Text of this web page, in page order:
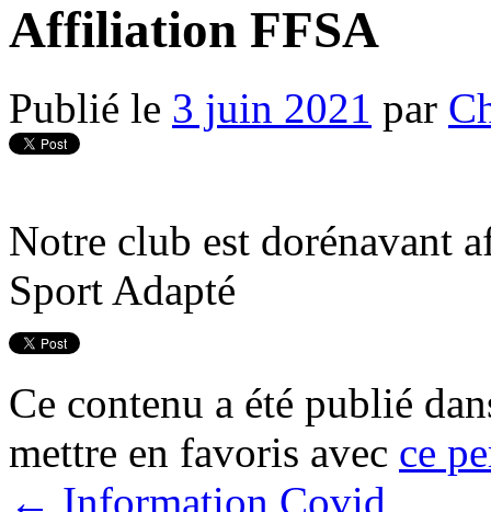
Affiliation FFSA
Publié le 3 juin 2021 par
Notre club est dorénavant
Sport Adapté
Ce contenu a été publié
mettre en favoris avec ce
← Information Covid